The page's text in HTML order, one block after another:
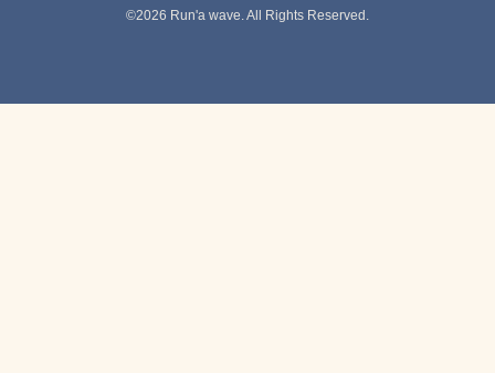
©2026 Run'a wave . All Rights Reserved.